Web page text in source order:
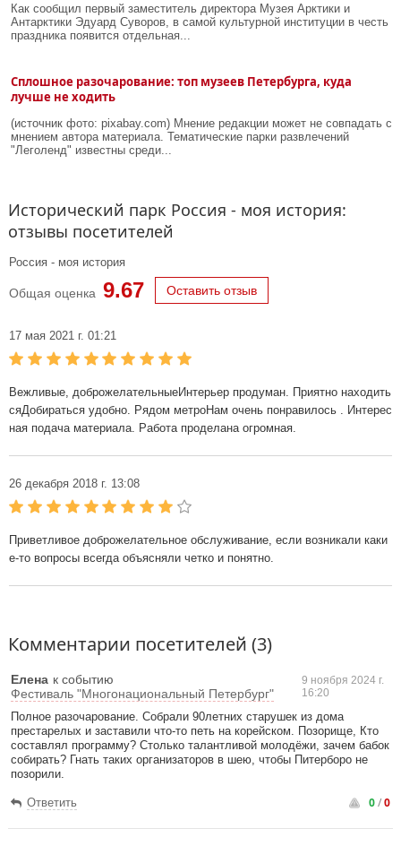
Как сообщил первый заместитель директора Музея Арктики и
Антарктики Эдуард Суворов, в самой культурной институции в честь
праздника появится отдельная...
Сплошное разочарование: топ музеев Петербурга, куда
лучше не ходить
(источник фото: pixabay.com) Мнение редакции может не совпадать с
мнением автора материала. Тематические парки развлечений
"Леголенд" известны среди...
Исторический парк Россия - моя история:
отзывы посетителей
Россия - моя история
Общая оценка 9.67 Оставить отзыв
17 мая 2021 г. 01:21
Вежливые, доброжелательныеИнтерьер продуман. Приятно находить
сяДобираться удобно. Рядом метроНам очень понравилось . Интерес
ная подача материала. Работа проделана огромная.
26 декабря 2018 г. 13:08
Приветливое доброжелательное обслуживание, если возникали каки
е-то вопросы всегда объясняли четко и понятно.
Комментарии посетителей (3)
Елена к событию
Фестиваль "Многонациональный Петербург"
9 ноября 2024 г.
16:20
Полное разочарование. Собрали 90летних старушек из дома
престарелых и заставили что-то петь на корейском. Позорище, Кто
составлял программу? Столько талантливой молодёжи, зачем бабок
собирать? Гнать таких организаторов в шею, чтобы Питерборо не
позорили.
Ответить 0/0